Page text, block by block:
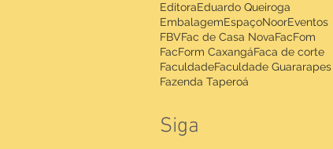
EditoraEduardo Queiroga
EmbalagemEspaçoNoorEventos
FBVFac de Casa NovaFacFom
FacForm CaxangáFaca de corte
FaculdadeFaculdade Guararapes
Fazenda Taperoá
Siga